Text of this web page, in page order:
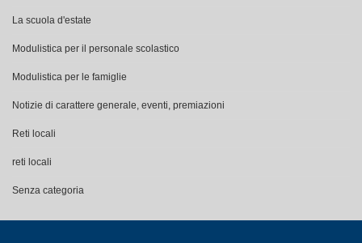
La scuola d'estate
Modulistica per il personale scolastico
Modulistica per le famiglie
Notizie di carattere generale, eventi, premiazioni
Reti locali
reti locali
Senza categoria